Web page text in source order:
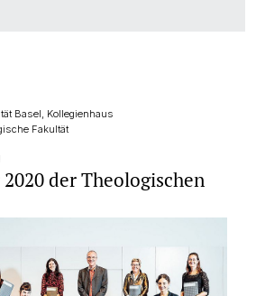
Basel, Kollegienhaus
Fakultät
der Theologischen